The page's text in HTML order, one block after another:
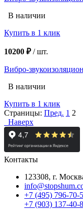
В наличии
Купить в 1 клик
10200 ₽/шт.
Вибро-
В наличии
Купить в 1 клик
Страницы: Пред. 1 2
Наверх
Контакты
123308, г.
+7 (495) 796-70-
+7 (903) 137-40-